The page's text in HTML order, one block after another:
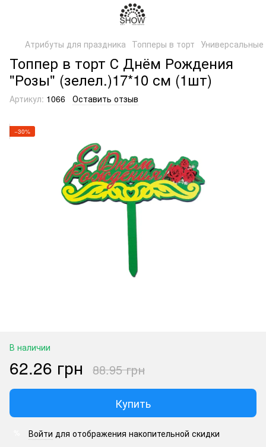
Атрибуты для праздника Топперы в торт Универсальные
Топпер в торт С Днём Рождения
"Розы" (зелел.)17*10 см (1шт)
Артикул: 1066 Оставить отзыв
−30%
В наличии
62.26 грн 88.95 грн
Купить
Войти для отображения накопительной скидки